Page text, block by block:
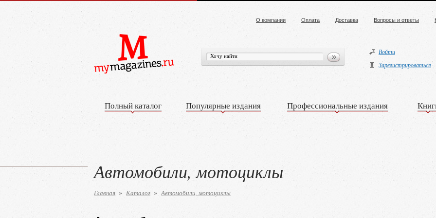
О компании Оплата Доставка Вопросы и ответы
Войти
Зарегистрироваться
Полный каталог Популярные издания Профессиональные издания
Автомобили, мотоциклы
Главная » Каталог » Автомобили, мотоциклы